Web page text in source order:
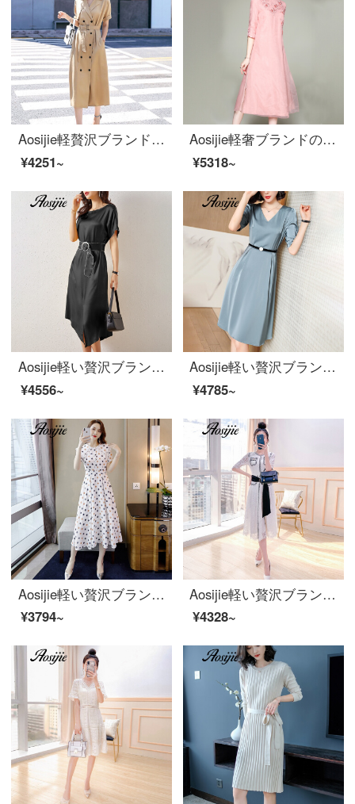
Aosijie軽贅沢ブランド婦人服V襟半袖ワンピース女性2020夏新作のベルトはウエストが細く見える雰囲気のスーツのスカートの中の長目の減少年齢を表します。
¥4251~
Aosijie軽奢ブランドの女装新式の改良チャイナドレスのシルクのワンピース女性2020春夏新作中国風の刺繍漢服のドレスの女性ピンクXL
¥5318~
Aosijie軽い贅沢ブランドの女装不規則なシルクのワンピース半袖の女性2020夏の新型ヴィンテージの名媛チェーンの糸が滑ってぶら下がって設計します中にロングスカートの黒色M
¥4556~
Aosijie軽い贅沢ブランドの婦人服Vネックのシルクのワンピース2020夏新型はウエストが細く見える5分袖の中に長いA字のスカートのファッション的な気質のサテンのスカートの銀色のXXLを収めます。
¥4785~
Aosijie軽い贅沢ブランドの婦人服の子供の襟波のワンピースの女性の2020夏の服の新型は腰を収めて明らかにやせて腹を隠します桔梗の法式の半袖の中で長いスカートの白色S
¥3794~
Aosijie軽い贅沢ブランドの婦人服の白いレースのワンピース女性2020夏の新型のフランス式はやせています。5分袖の復古ベルトはウエストのレースを収めてスカートの白いSをつづり合わせます。
¥4328~